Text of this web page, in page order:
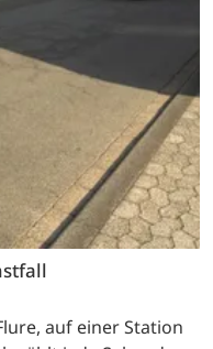
auf einer Station